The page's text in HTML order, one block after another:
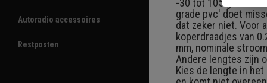
Autoradio accessoires
Restposten
grade pvc' doet
dat zeker niet. Voor
koperdraadjes van
mm, nominale
Andere lengtes zijn
Kies de lengte in